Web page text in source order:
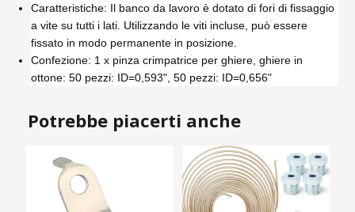
Caratteristiche: Il banco da lavoro è dotato di fori di fissaggio
a vite su tutti i lati. Utilizzando le viti incluse, può essere
fissato in modo permanente in posizione.
Confezione: 1 x pinza crimpatrice per ghiere, ghiere in
ottone: 50 pezzi: ID=0,593", 50 pezzi: ID=0,656"
Potrebbe piacerti anche